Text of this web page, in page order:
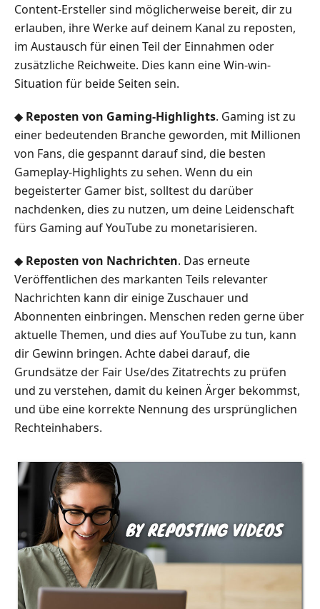
Content-Ersteller sind möglicherweise bereit, dir zu
erlauben, ihre Werke auf deinem Kanal zu reposten,
im Austausch für einen Teil der Einnahmen oder
zusätzliche Reichweite. Dies kann eine Win-win-
Situation für beide Seiten sein.
◆ Reposten von Gaming-Highlights. Gaming ist zu
einer bedeutenden Branche geworden, mit Millionen
von Fans, die gespannt darauf sind, die besten
Gameplay-Highlights zu sehen. Wenn du ein
begeisterter Gamer bist, solltest du darüber
nachdenken, dies zu nutzen, um deine Leidenschaft
fürs Gaming auf YouTube zu monetarisieren.
◆ Reposten von Nachrichten. Das erneute
Veröffentlichen des markanten Teils relevanter
Nachrichten kann dir einige Zuschauer und
Abonnenten einbringen. Menschen reden gerne über
aktuelle Themen, und dies auf YouTube zu tun, kann
dir Gewinn bringen. Achte dabei darauf, die
Grundsätze der Fair Use/des Zitatrechts zu prüfen
und zu verstehen, damit du keinen Ärger bekommst,
und übe eine korrekte Nennung des ursprünglichen
Rechteinhabers.